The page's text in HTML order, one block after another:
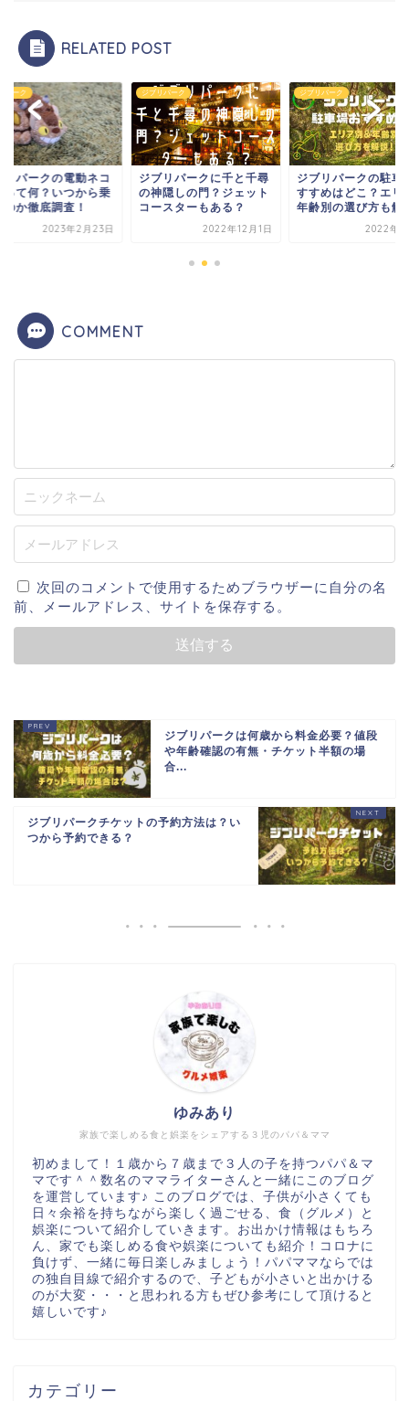
RELATED POST
パーク
リパークの電動ネコ
って何？いつから乗
のか徹底調査！
2023年2月23日
ジブリパーク
ジブリパークに千と千尋
の神隠しの門？ジェット
コースターもある？
2022年12月1日
ジブリパーク
ジブリパークの駐車
すすめはどこ？エリ
年齢別の選び方も解
2022年9
COMMENT
次回のコメントで使用するためブラウザーに自分の名
前、メールアドレス、サイトを保存する。
ジブリパークは何歳から料金必要？値段
や年齢確認の有無・チケット半額の場
合...
ジブリパークチケットの予約方法は？い
つから予約できる？
家族で楽しめる食と娯楽をシェアする３児のパパ＆ママ
ゆみあり
初めまして！１歳から７歳まで３人の子を持つパパ＆マ
マです＾＾数名のママライターさんと一緒にこのブログ
を運営しています♪ このブログでは、子供が小さくても
日々余裕を持ちながら楽しく過ごせる、食（グルメ）と
娯楽について紹介していきます。お出かけ情報はもちろ
ん、家でも楽しめる食や娯楽についても紹介！コロナに
負けず、一緒に毎日楽しみましょう！パパママならでは
の独自目線で紹介するので、子どもが小さいと出かける
のが大変・・・と思われる方もぜひ参考にして頂けると
嬉しいです♪
カテゴリー